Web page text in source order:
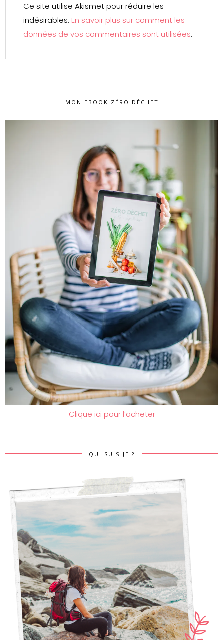
Ce site utilise Akismet pour réduire les
indésirables. En savoir plus sur comment les
données de vos commentaires sont utilisées.
MON EBOOK ZÉRO DÉCHET
Clique ici pour l’acheter
QUI SUIS-JE ?